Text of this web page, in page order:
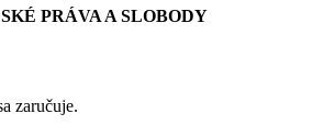
PRÁVA A SLOBODY
zaručuje.